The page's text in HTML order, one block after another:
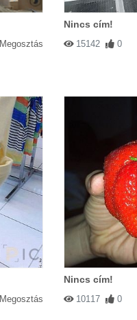
Megosztás
Nincs cím!
15142 0
Megosztás
Nincs cím!
10117 0